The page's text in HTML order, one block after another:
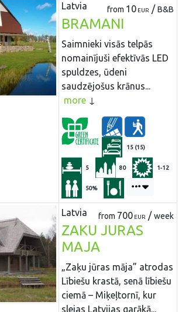
Latvia from 10 EUR /B&B
BRAMANI
Saimnieki visās telpās
nomainījuši efektīvās LED
spuldzes, ūdeni
saudzējošus krānus...
more
15 (15)
5 80 1-12
50%
Latvia from 700 EUR /week
ZAKU JURAS
MAJA
„Zaķu jūras māja” atrodas
Lībiešu krastā, senā lībiešu
ciemā – Miķeļtornī, kur
slejas Latvijas garākā...